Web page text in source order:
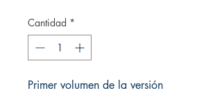
Cantidad *
Primer volumen de la versión